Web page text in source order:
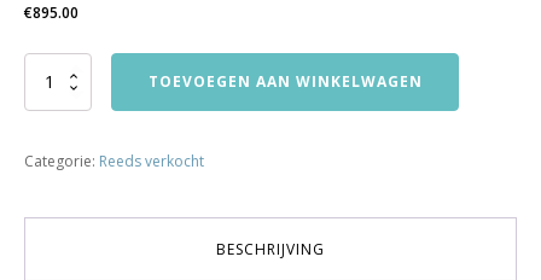
€895.00
sym
bj2009
TOEVOEGEN AAN WINKELWAGEN
Categorie: Reeds verkocht
BESCHRIJVING